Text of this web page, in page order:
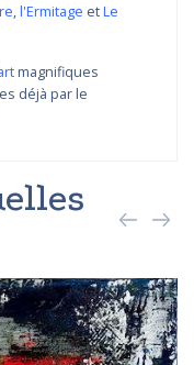
,l'Ermitage etLe
magnifiques
déjà par le